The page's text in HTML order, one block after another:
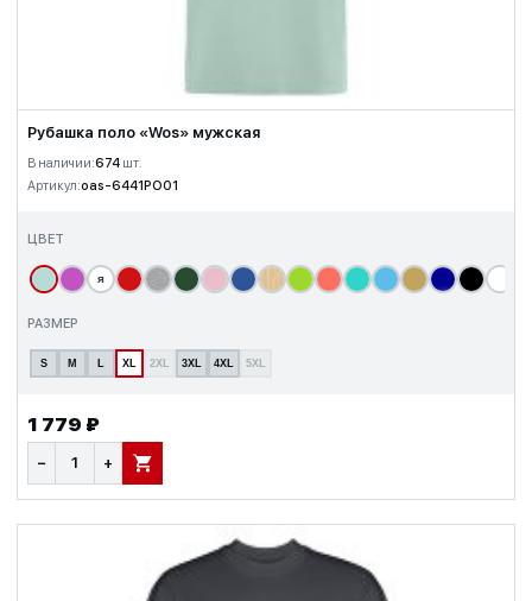
Рубашка поло «Wos» мужская
В наличии:674 шт.
Артикул:oas-6441PO01
ЦВЕТ
я
РАЗМЕР
S M XL 2XL 3XL 4XL 5XL
1 779 ₽
− + В КОРЗИНУ